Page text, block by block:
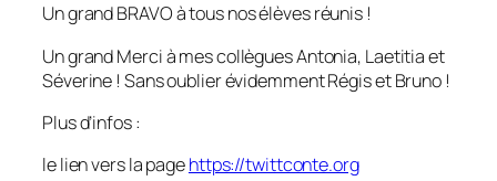
Un grand BRAVO à tous nos élèves réunis !
Un grand Merci à mes collègues Antonia, Laetitia et
Séverine ! Sans oublier évidemment Régis et Bruno !
Plus d’infos :
le lien vers la pagehttps://twittconte.org